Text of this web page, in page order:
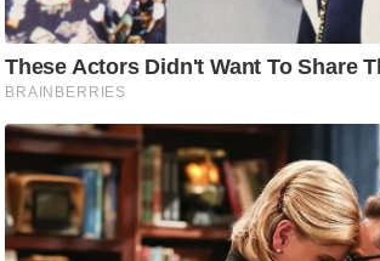
लू
नु
स्खे
प
र्य
ट
न
स्थ